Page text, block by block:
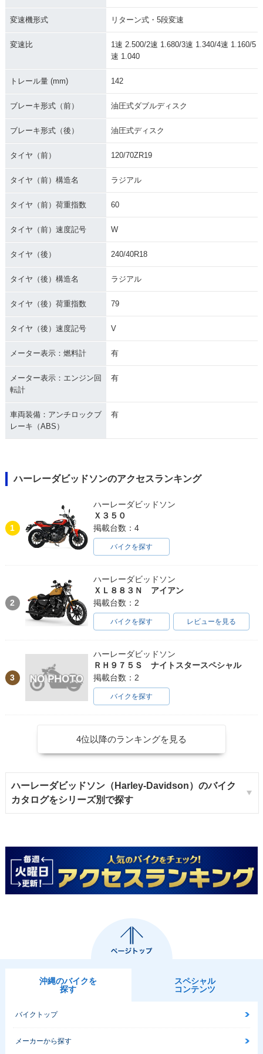
変速機形式 リターン式・5段変速
変速比
1速 2.500/2速 1.680/3速 1.340/4速 1.160/5
速 1.040
トレール量 (mm) 142
ブレーキ形式（前） 油圧式ダブルディスク
ブレーキ形式（後） 油圧式ディスク
タイヤ（前） 120/70ZR19
タイヤ（前）構造名 ラジアル
タイヤ（前）荷重指数 60
タイヤ（前）速度記号 W
タイヤ（後） 240/40R18
タイヤ（後）構造名 ラジアル
タイヤ（後）荷重指数 79
タイヤ（後）速度記号 V
メーター表示：燃料計 有
メーター表示：エンジン回
転計
有
車両装備：アンチロックブ
レーキ（ABS）
有
ハーレーダビッドソンのアクセスランキング
1
ハーレーダビッドソン
Ｘ３５０
掲載台数：4
バイクを探す
2
ハーレーダビッドソン
ＸＬ８８３Ｎ アイアン
掲載台数：2
バイクを探す レビューを見る
3
ハーレーダビッドソン
ＲＨ９７５Ｓ ナイトスタースペシャル
掲載台数：2
バイクを探す
4位以降のランキングを見る
ハーレーダビッドソン（Harley-Davidson）のバイク
カタログをシリーズ別で探す
沖縄のバイクを
探す
スペシャル
コンテンツ
バイクトップ
メーカーから探す